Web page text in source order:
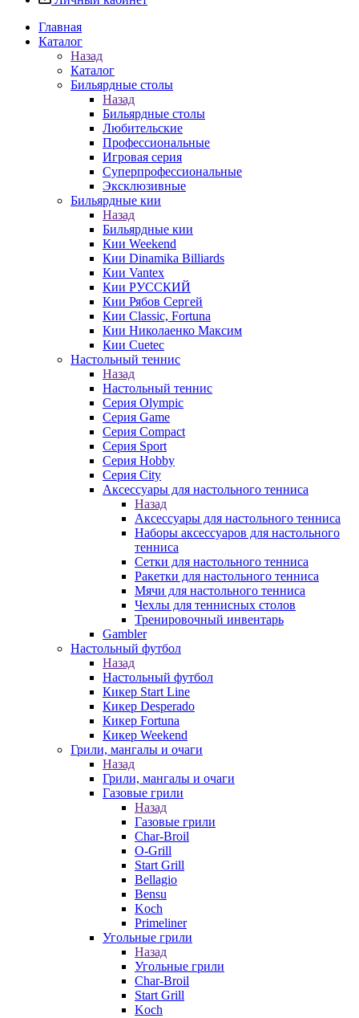
Главная
Каталог
Назад
Каталог
Бильярдные столы
Назад
Бильярдные столы
Любительские
Профессиональные
Игровая серия
Суперпрофессиональные
Эксклюзивные
Бильярдные кии
Назад
Бильярдные кии
Кии Weekend
Кии Dinamika Billiards
Кии Vantex
Кии РУССКИЙ
Кии Рябов Сергей
Кии Classic, Fortuna
Кии Николаенко Максим
Кии Cuetec
Настольный теннис
Назад
Настольный теннис
Серия Olympic
Серия Game
Серия Compact
Серия Sport
Серия Hobby
Серия City
Аксессуары для настольного тенниса
Назад
Аксессуары для настольного тенниса
Наборы аксессуаров для настольного
тенниса
Сетки для настольного тенниса
Ракетки для настольного тенниса
Мячи для настольного тенниса
Чехлы для теннисных столов
Тренировочный инвентарь
Gambler
Настольный футбол
Назад
Настольный футбол
Кикер Start Line
Кикер Desperado
Кикер Fortuna
Кикер Weekend
Грили, мангалы и очаги
Назад
Грили, мангалы и очаги
Газовые грили
Назад
Газовые грили
Char-Broil
O-Grill
Start Grill
Bellagio
Bensu
Koch
Primeliner
Угольные грили
Назад
Угольные грили
Char-Broil
Start Grill
Koch